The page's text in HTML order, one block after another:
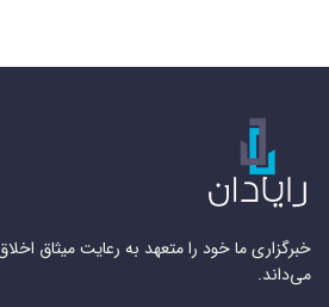
خبرگزاری ما خود را متعهد به رعایت میثاق
می‌داند.